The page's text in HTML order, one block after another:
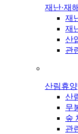
재난·재해
재
재
산
관
산림휴양
산
무
숲
관